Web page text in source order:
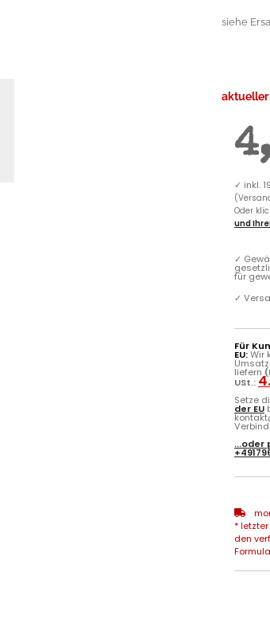
siehe
aktueller
✓ inkl.
Oder
und
✓
für
✓
Für
EU:Wir
liefern
USt.:
Setze
der EU
...oder
*
den